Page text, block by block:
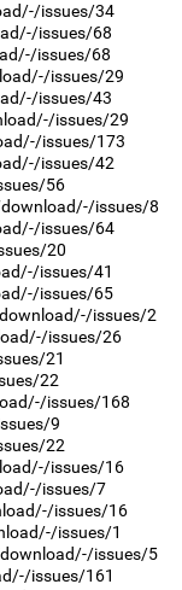
issues/34
issues/68
issues/68
issues/29
issues/43
issues/29
issues/173
issues/42
56
issues/8
issues/64
20
issues/41
issues/65
issues/2
issues/26
21
22
issues/168
9
22
issues/16
issues/7
issues/16
issues/1
issues/5
issues/161